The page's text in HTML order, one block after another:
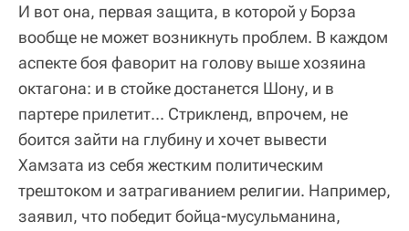
И вот она, первая защита, в которой у Борза
вообще не может возникнуть проблем. В каждом
аспекте боя фаворит на голову выше хозяина
октагона: и в стойке достанется Шону, и в
партере прилетит... Стрикленд, впрочем, не
боится зайти на глубину и хочет вывести
Хамзата из себя жестким политическим
трештоком и затрагиванием религии. Например,
заявил, что победит бойца-мусульманина,